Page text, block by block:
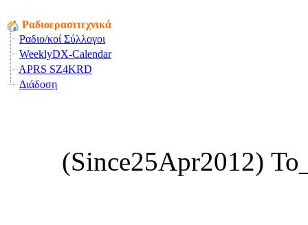
Ραδιοερασιτεχνικά
Ραδιο/κοί Σύλλογοι
WeeklyDX-Calendar
APRS SZ4KRD
Διάδοση
(Since25Apr2012)